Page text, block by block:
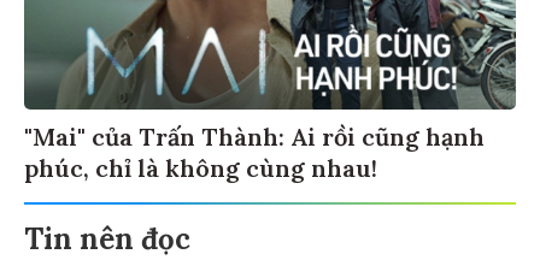
"Mai" của Trấn Thành: Ai rồi cũng hạnh
phúc, chỉ là không cùng nhau!
Tin nên đọc